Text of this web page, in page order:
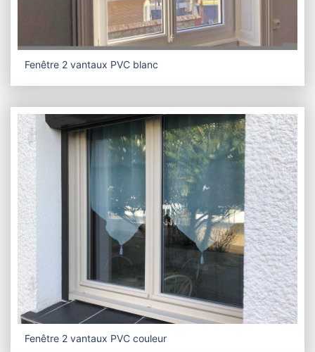
Fenêtre 2 vantaux PVC blanc
Fenêtre 2 vantaux PVC couleur